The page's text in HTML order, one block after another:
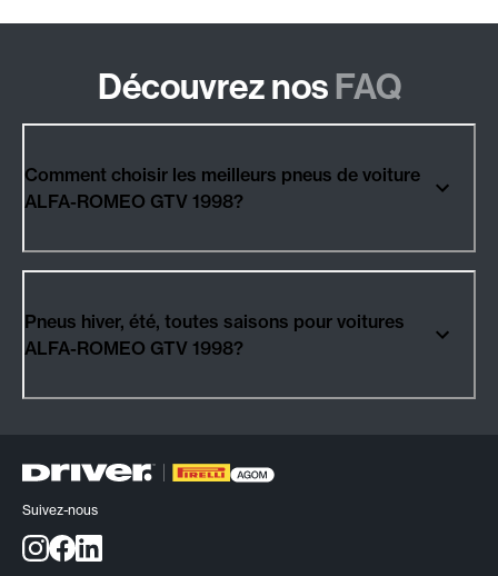
Découvrez nosFAQ
Comment choisir les meilleurs pneus de voiture
ALFA-ROMEO GTV 1998?
Pneus hiver, été, toutes saisons pour voitures
ALFA-ROMEO GTV 1998?
Suivez-nous